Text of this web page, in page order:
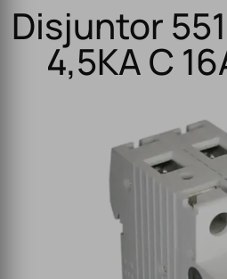
Disjuntor
4,5KA C